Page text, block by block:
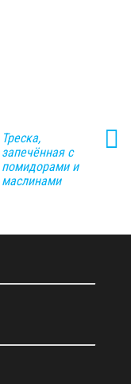
Треска,
запечённая с
помидорами и
маслинами